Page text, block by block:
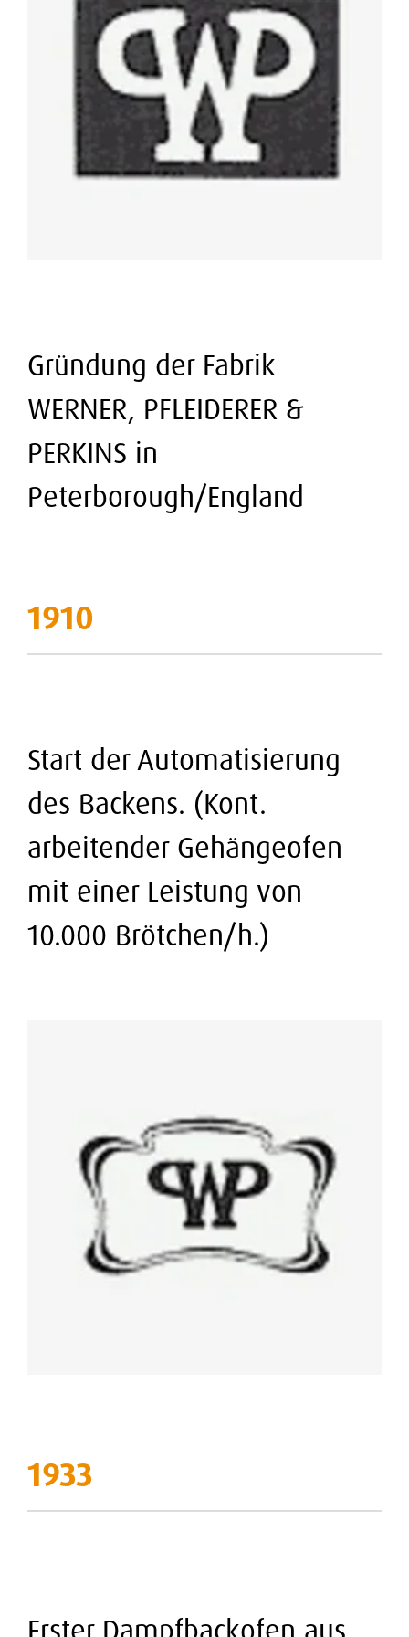
Gründung der Fabrik
WERNER, PFLEIDERER &
PERKINS in
Peterborough/England
1910
Start der Automatisierung
des Backens. (Kont.
arbeitender Gehängeofen
mit einer Leistung von
10.000 Brötchen/h.)
1933
Erster Dampfbackofen aus